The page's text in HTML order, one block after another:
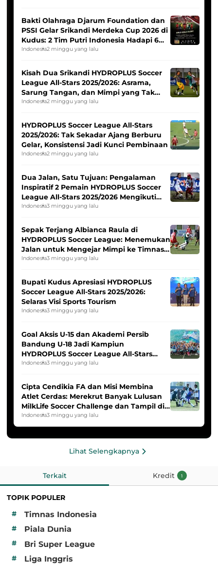
Bakti Olahraga Djarum Foundation dan
PSSI Gelar Srikandi Merdeka Cup 2026 di
Kudus: 2 Tim Putri Indonesia Hadapi 6
Tim Asia
Indonesia2 minggu yang lalu
Kisah Dua Srikandi HYDROPLUS Soccer
League All-Stars 2025/2026: Asrama,
Sarung Tangan, dan Mimpi yang Tak
Pernah Padam
Indonesia2 minggu yang lalu
HYDROPLUS Soccer League All-Stars
2025/2026: Tak Sekadar Ajang Berburu
Gelar, Konsistensi Jadi Kunci Pembinaan
Indonesia2 minggu yang lalu
Dua Jalan, Satu Tujuan: Pengalaman
Inspiratif 2 Pemain HYDROPLUS Soccer
League All-Stars 2025/2026 Mengikuti
Seleksi Timnas Indonesia Putri
Indonesia3 minggu yang lalu
Sepak Terjang Albianca Raula di
HYDROPLUS Soccer League: Menemukan
Jalan untuk Mengejar Mimpi ke Timnas
Indonesia Putri
Indonesia3 minggu yang lalu
Bupati Kudus Apresiasi HYDROPLUS
Soccer League All-Stars 2025/2026:
Selaras Visi Sports Tourism
Indonesia3 minggu yang lalu
Goal Aksis U-15 dan Akademi Persib
Bandung U-18 Jadi Kampiun
HYDROPLUS Soccer League All-Stars
2025/2026
Indonesia3 minggu yang lalu
Cipta Cendikia FA dan Misi Membina
Atlet Cerdas: Merekrut Banyak Lulusan
MilkLife Soccer Challenge dan Tampil di
HYDROPLUS Soccer League
Indonesia3 minggu yang lalu
Lihat Selengkapnya
Terkait Kredit 1
TOPIK POPULER
#
Timnas Indonesia
# Piala Dunia
# Bri Super League
# Liga Inggris